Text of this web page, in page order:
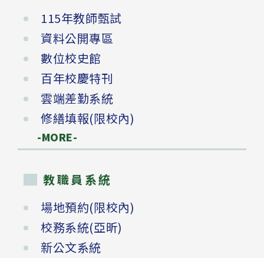
115年教師甄試
資料公開專區
數位校史館
百年校慶特刊
雲端差勤系統
修繕填報(限校內)
-MORE-
教職員系統
場地預約(限校內)
校務系統(亞昕)
新公文系統